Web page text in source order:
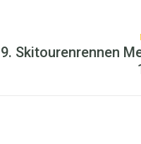
Skitourenrennen